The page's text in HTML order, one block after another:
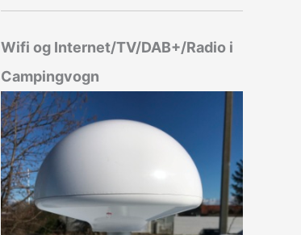
Wifi og Internet/TV/DAB+/Radio i
Campingvogn